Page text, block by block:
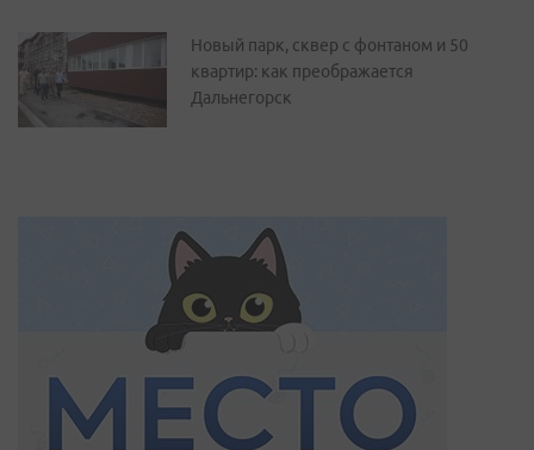
Новый парк, сквер с фонтаном и 50
квартир: как преображается
Дальнегорск